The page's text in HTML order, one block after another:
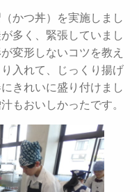
かつ丼）を実施しまし
多く、緊張していまし
変形しないコツを教え
入れて、じっくり揚げ
きれいに盛り付けまし
もおいしかったです。